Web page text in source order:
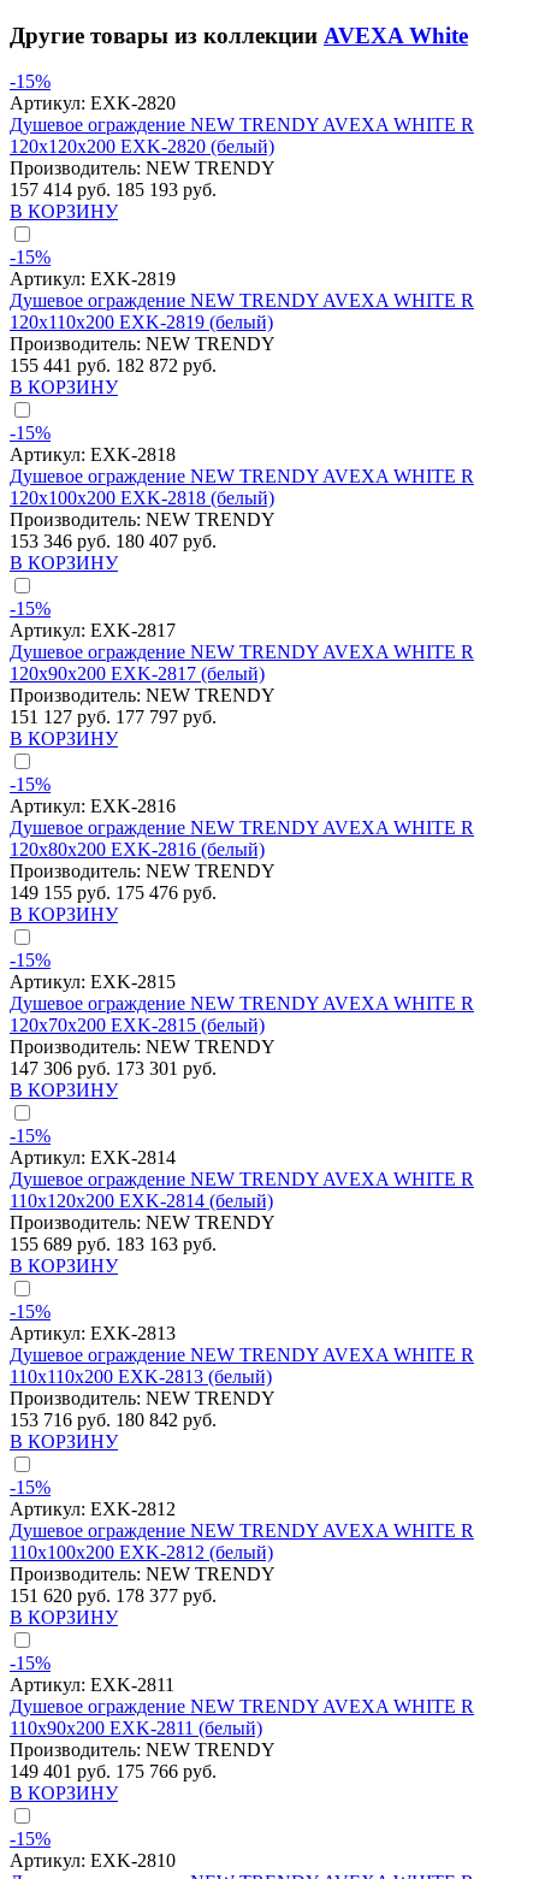
Другие товары из коллекции AVEXA White
-15%
Артикул: EXK-2820
Душевое ограждение NEW TRENDY AVEXA WHITE R
120x120x200 EXK-2820 (белый)
Производитель: NEW TRENDY
157 414 руб. 185 193 руб.
В КОРЗИНУ
-15%
Артикул: EXK-2819
Душевое ограждение NEW TRENDY AVEXA WHITE R
120x110x200 EXK-2819 (белый)
Производитель: NEW TRENDY
155 441 руб. 182 872 руб.
В КОРЗИНУ
-15%
Артикул: EXK-2818
Душевое ограждение NEW TRENDY AVEXA WHITE R
120x100x200 EXK-2818 (белый)
Производитель: NEW TRENDY
153 346 руб. 180 407 руб.
В КОРЗИНУ
-15%
Артикул: EXK-2817
Душевое ограждение NEW TRENDY AVEXA WHITE R
120x90x200 EXK-2817 (белый)
Производитель: NEW TRENDY
151 127 руб. 177 797 руб.
В КОРЗИНУ
-15%
Артикул: EXK-2816
Душевое ограждение NEW TRENDY AVEXA WHITE R
120x80x200 EXK-2816 (белый)
Производитель: NEW TRENDY
149 155 руб. 175 476 руб.
В КОРЗИНУ
-15%
Артикул: EXK-2815
Душевое ограждение NEW TRENDY AVEXA WHITE R
120x70x200 EXK-2815 (белый)
Производитель: NEW TRENDY
147 306 руб. 173 301 руб.
В КОРЗИНУ
-15%
Артикул: EXK-2814
Душевое ограждение NEW TRENDY AVEXA WHITE R
110x120x200 EXK-2814 (белый)
Производитель: NEW TRENDY
155 689 руб. 183 163 руб.
В КОРЗИНУ
-15%
Артикул: EXK-2813
Душевое ограждение NEW TRENDY AVEXA WHITE R
110x110x200 EXK-2813 (белый)
Производитель: NEW TRENDY
153 716 руб. 180 842 руб.
В КОРЗИНУ
-15%
Артикул: EXK-2812
Душевое ограждение NEW TRENDY AVEXA WHITE R
110x100x200 EXK-2812 (белый)
Производитель: NEW TRENDY
151 620 руб. 178 377 руб.
В КОРЗИНУ
-15%
Артикул: EXK-2811
Душевое ограждение NEW TRENDY AVEXA WHITE R
110x90x200 EXK-2811 (белый)
Производитель: NEW TRENDY
149 401 руб. 175 766 руб.
В КОРЗИНУ
-15%
Артикул: EXK-2810